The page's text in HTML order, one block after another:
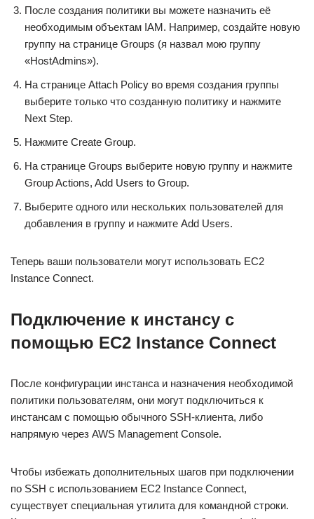
После создания политики вы можете назначить её
необходимым объектам IAM. Например, создайте новую
группу на странице Groups (я назвал мою группу
«HostAdmins»).
На странице Attach Policy во время создания группы
выберите только что созданную политику и нажмите
Next Step.
Нажмите Create Group.
На странице Groups выберите новую группу и нажмите
Group Actions, Add Users to Group.
Выберите одного или нескольких пользователей для
добавления в группу и нажмите Add Users.
Теперь ваши пользователи могут использовать EC2
Instance Connect.
Подключение к инстансу с
помощью EC2 Instance Connect
После конфигурации инстанса и назначения необходимой
политики пользователям, они могут подключиться к
инстансам с помощью обычного SSH-клиента, либо
напрямую через AWS Management Console.
Чтобы избежать дополнительных шагов при подключении
по SSH с использованием EC2 Instance Connect,
существует специальная утилита для командной строки.